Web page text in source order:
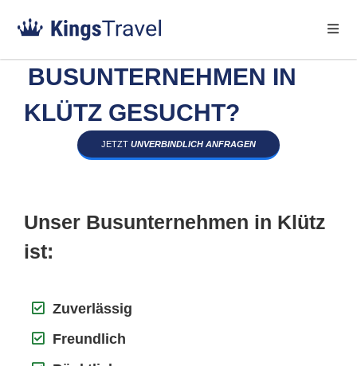
BUSUNTERNEHMEN IN
KLÜTZ GESUCHT?
JETZT UNVERBINDLICH ANFRAGEN
Unser Busunternehmen in Klütz
ist:
Zuverlässig
Freundlich